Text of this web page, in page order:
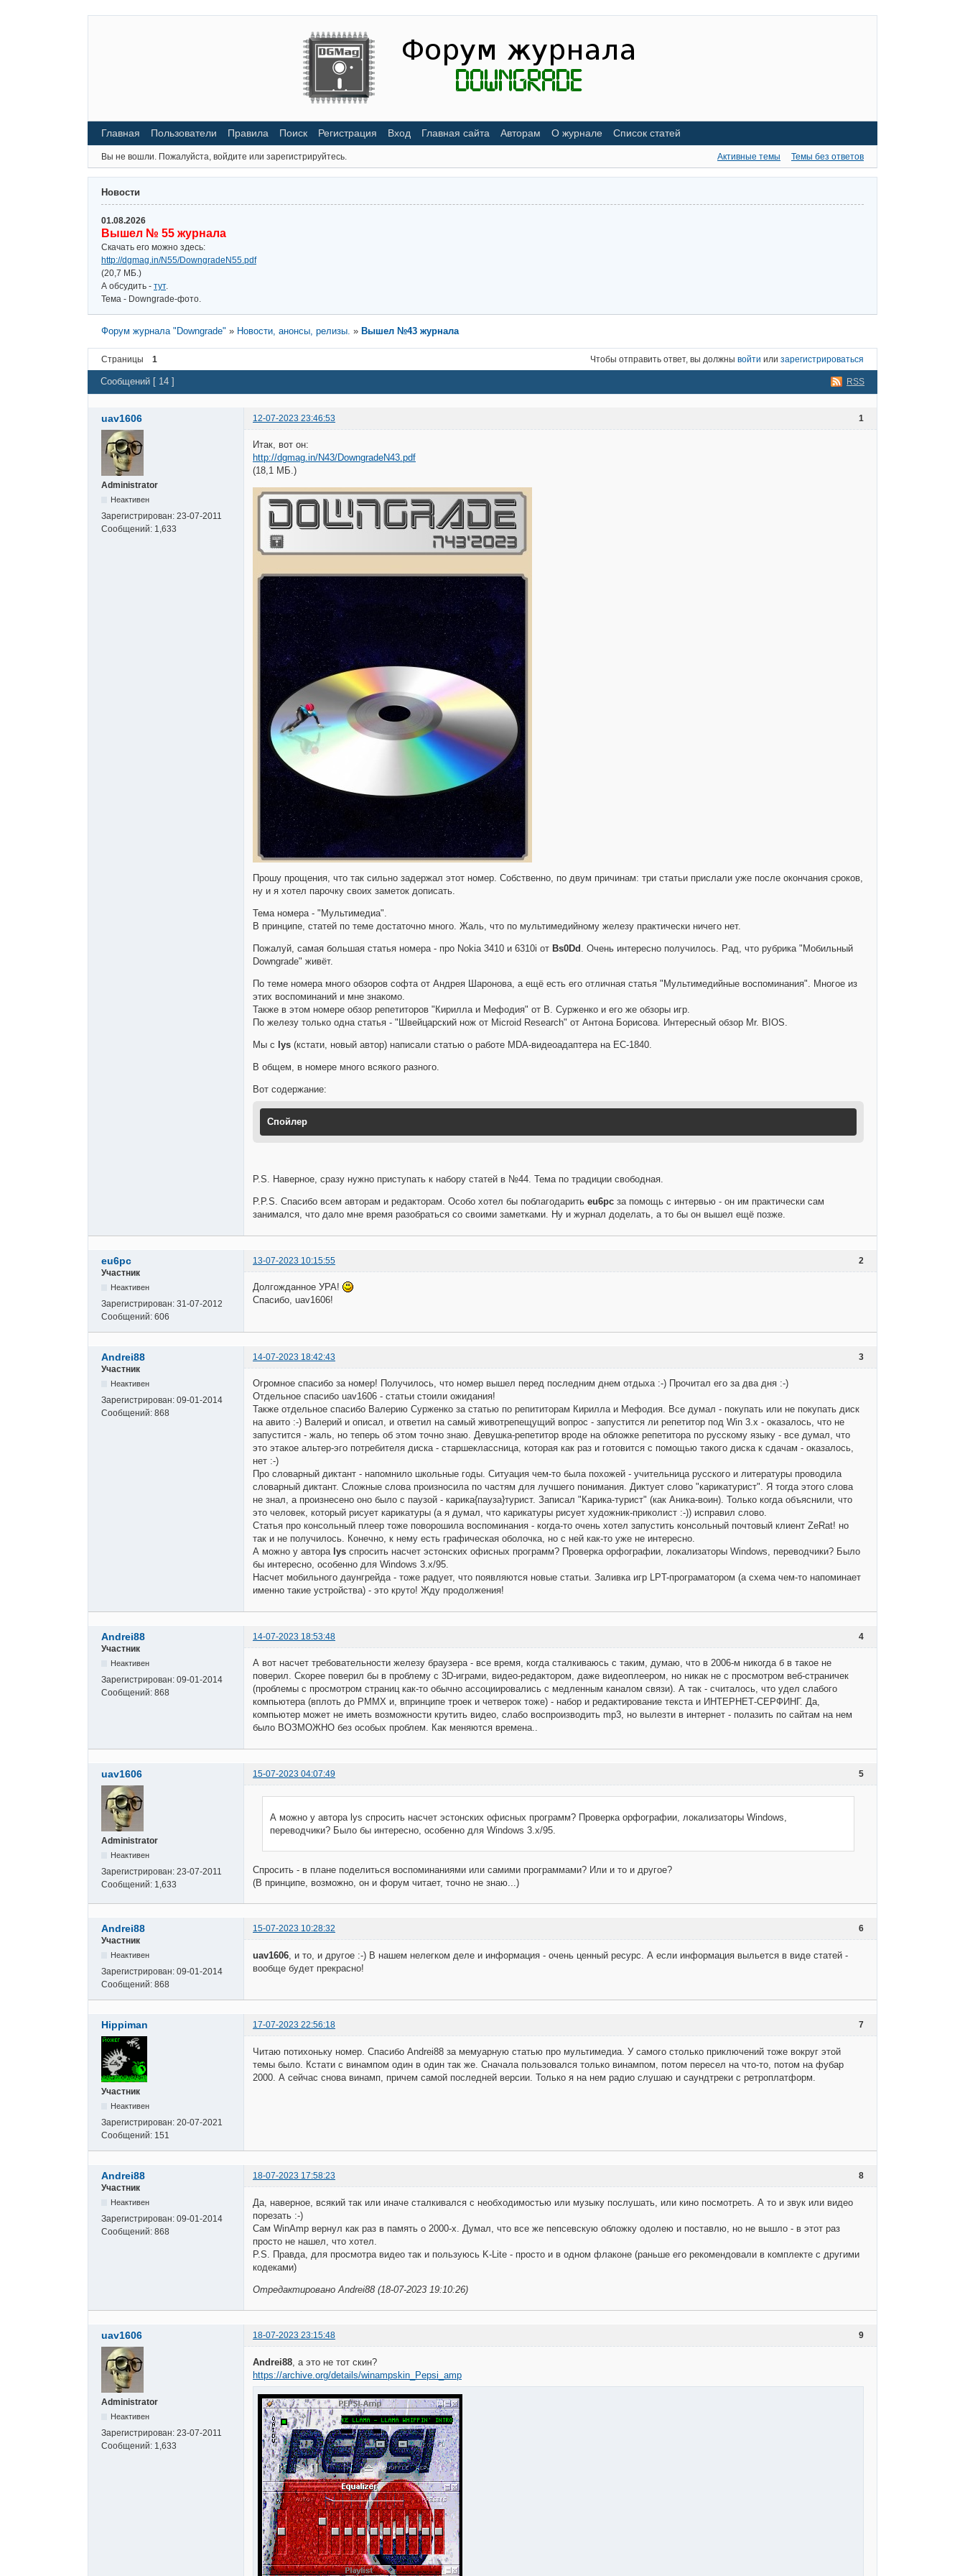
Главная Пользователи Правила Поиск Регистрация Вход Главная сайта Авторам О журнале Список статей
Вы не вошли. Пожалуйста, войдите или зарегистрируйтесь. Активные темы Темы без ответов
Новости
01.08.2026
Вышел № 55 журнала
Скачать его можно здесь:
http://dgmag.in/N55/DowngradeN55.pdf
(20,7 МБ.)
А обсудить - тут.
Тема - Downgrade-фото.
Форум журнала "Downgrade" » Новости, анонсы, релизы. »Вышел №43 журнала
Страницы 1 Чтобы отправить ответ, вы должны войти или зарегистрироваться
RSS
Сообщений [ 14 ]
1
uav1606 12-07-2023 23:46:53
Administrator
Неактивен
Зарегистрирован: 23-07-2011
Сообщений: 1,633
Итак, вот он:
http://dgmag.in/N43/DowngradeN43.pdf
(18,1 МБ.)
Прошу прощения, что так сильно задержал этот номер. Собственно, по двум причинам: три статьи прислали уже после окончания сроков,
ну и я хотел парочку своих заметок дописать.
Тема номера - "Мультимедиа".
В принципе, статей по теме достаточно много. Жаль, что по мультимедийному железу практически ничего нет.
Пожалуй, самая большая статья номера - про Nokia 3410 и 6310i от Bs0Dd . Очень интересно получилось. Рад, что рубрика "Мобильный
Downgrade" живёт.
По теме номера много обзоров софта от Андрея Шаронова, а ещё есть его отличная статья "Мультимедийные воспоминания". Многое из
этих воспоминаний и мне знакомо.
Также в этом номере обзор репетиторов "Кирилла и Мефодия" от В. Сурженко и его же обзоры игр.
По железу только одна статья - "Швейцарский нож от Microid Research" от Антона Борисова. Интересный обзор Mr. BIOS.
Мы с lys (кстати, новый автор) написали статью о работе MDA-видеоадаптера на ЕС-1840.
В общем, в номере много всякого разного.
Вот содержание:
Спойлер
P.S. Наверное, сразу нужно приступать к набору статей в №44. Тема по традиции свободная.
P.P.S. Спасибо всем авторам и редакторам. Особо хотел бы поблагодарить eu6pc за помощь с интервью - он им практически сам
занимался, что дало мне время разобраться со своими заметками. Ну и журнал доделать, а то бы он вышел ещё позже.
2
eu6pc
13-07-2023 10:15:55
Участник
Неактивен
Зарегистрирован: 31-07-2012
Сообщений: 606
Долгожданное УРА!
Спасибо, uav1606!
3
Andrei88
14-07-2023 18:42:43
Участник
Неактивен
Зарегистрирован: 09-01-2014
Сообщений: 868
Огромное спасибо за номер! Получилось, что номер вышел перед последним днем отдыха :-) Прочитал его за два дня :-)
Отдельное спасибо uav1606 - статьи стоили ожидания!
Также отдельное спасибо Валерию Сурженко за статью по репититорам Кирилла и Мефодия. Все думал - покупать или не покупать диск
на авито :-) Валерий и описал, и ответил на самый животрепещущий вопрос - запустится ли репетитор под Win 3.x - оказалось, что не
запустится - жаль, но теперь об этом точно знаю. Девушка-репетитор вроде на обложке репетитора по русскому языку - все думал, что
это этакое альтер-эго потребителя диска - старшеклассница, которая как раз и готовится с помощью такого диска к сдачам - оказалось,
нет :-)
Про словарный диктант - напомнило школьные годы. Ситуация чем-то была похожей - учительница русского и литературы проводила
словарный диктант. Сложные слова произносила по частям для лучшего понимания. Диктует слово "карикатурист". Я тогда этого слова
не знал, а произнесено оно было с паузой - карика{пауза}турист. Записал "Карика-турист" (как Аника-воин). Только когда объяснили, что
это человек, который рисует карикатуры (а я думал, что карикатуры рисует художник-приколист :-)) исправил слово.
Статья про консольный плеер тоже поворошила воспоминания - когда-то очень хотел запустить консольный почтовый клиент ZeRat! но
так и не получилось. Конечно, к нему есть графическая оболочка, но с ней как-то уже не интересно.
А можно у автора lys спросить насчет эстонских офисных программ? Проверка орфографии, локализаторы Windows, переводчики? Было
бы интересно, особенно для Windows 3.x/95.
Насчет мобильного даунгрейда - тоже радует, что появляются новые статьи. Заливка игр LPT-програматором (а схема чем-то напоминает
именно такие устройства) - это круто! Жду продолжения!
4
Andrei88
14-07-2023 18:53:48
Участник
Неактивен
Зарегистрирован: 09-01-2014
Сообщений: 868
А вот насчет требовательности железу браузера - все время, когда сталкиваюсь с таким, думаю, что в 2006-м никогда б в такое не
поверил. Скорее поверил бы в проблему с 3D-играми, видео-редактором, даже видеоплеером, но никак не с просмотром веб-страничек
(проблемы с просмотром страниц как-то обычно ассоциировались с медленным каналом связи). А так - считалось, что удел слабого
компьютера (вплоть до PMMX и, впринципе троек и четверок тоже) - набор и редактирование текста и ИНТЕРНЕТ-СЕРФИНГ. Да,
компьютер может не иметь возможности крутить видео, слабо воспроизводить mp3, но вылезти в интернет - полазить по сайтам на нем
было ВОЗМОЖНО без особых проблем. Как меняются времена..
5
uav1606 15-07-2023 04:07:49
Administrator
Неактивен
Зарегистрирован: 23-07-2011
Сообщений: 1,633
А можно у автора lys спросить насчет эстонских офисных программ? Проверка орфографии, локализаторы Windows,
переводчики? Было бы интересно, особенно для Windows 3.x/95.
Спросить - в плане поделиться воспоминаниями или самими программами? Или и то и другое?
(В принципе, возможно, он и форум читает, точно не знаю...)
6
Andrei88
15-07-2023 10:28:32
Участник
Неактивен
Зарегистрирован: 09-01-2014
Сообщений: 868
uav1606 , и то, и другое :-) В нашем нелегком деле и информация - очень ценный ресурс. А если информация выльется в виде статей -
вообще будет прекрасно!
7
Hippiman 17-07-2023 22:56:18
Участник
Неактивен
Зарегистрирован: 20-07-2021
Сообщений: 151
Читаю потихоньку номер. Спасибо Andrei88 за мемуарную статью про мультимедиа. У самого столько приключений тоже вокруг этой
темы было. Кстати с винампом один в один так же. Сначала пользовался только винампом, потом пересел на что-то, потом на фубар
2000. А сейчас снова винамп, причем самой последней версии. Только я на нем радио слушаю и саундтреки с ретроплатформ.
8
Andrei88
18-07-2023 17:58:23
Участник
Неактивен
Зарегистрирован: 09-01-2014
Сообщений: 868
Да, наверное, всякий так или иначе сталкивался с необходимостью или музыку послушать, или кино посмотреть. А то и звук или видео
порезать :-)
Сам WinAmp вернул как раз в память о 2000-х. Думал, что все же пепсевскую обложку одолею и поставлю, но не вышло - в этот раз
просто не нашел, что хотел.
P.S. Правда, для просмотра видео так и пользуюсь K-Lite - просто и в одном флаконе (раньше его рекомендовали в комплекте с другими
кодеками)
Отредактировано Andrei88 (18-07-2023 19:10:26)
9
uav1606 18-07-2023 23:15:48
Administrator
Неактивен
Зарегистрирован: 23-07-2011
Сообщений: 1,633
Andrei88 , а это не тот скин?
https://archive.org/details/winampskin_Pepsi_amp